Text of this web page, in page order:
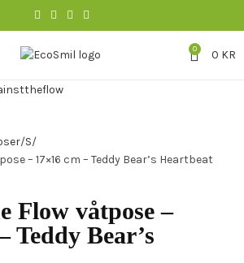
0 0 KR
S
– 17×16 cm – Teddy Bear’s Heartbeat
Flow våtpose –
Teddy Bear’s